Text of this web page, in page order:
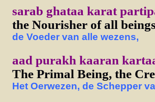
sarab ghataa karat
the Nourisher of all
de Voeder van alle wezens,
aad purakh kaaran
The Primal Being, the
Het Oerwezen, de Schepper